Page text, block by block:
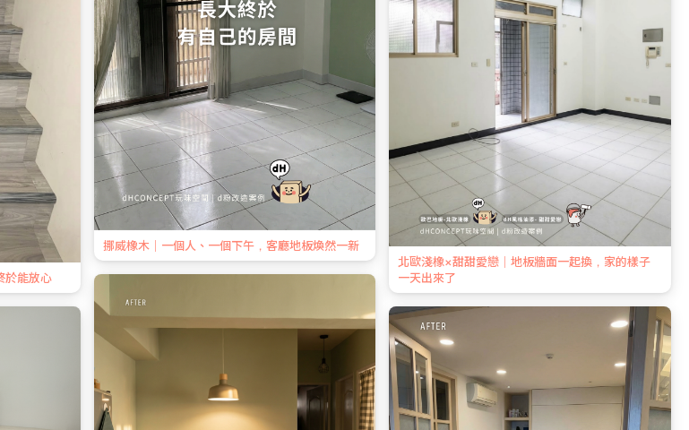
於能放心
挪威橡木｜一個人、一個下午，客廳地板煥然一新
北歐淺橡×甜甜愛戀｜地板牆面一起換，家的樣子
一天出來了